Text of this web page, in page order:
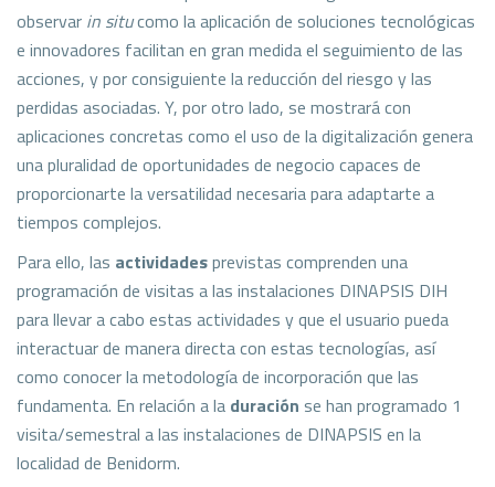
observar in situcomo la aplicación de soluciones tecnológicas
e innovadores facilitan en gran medida el seguimiento de las
acciones, y por consiguiente la reducción del riesgo y las
perdidas asociadas. Y, por otro lado, se mostrará con
aplicaciones concretas como el uso de la digitalización genera
una pluralidad de oportunidades de negocio capaces de
proporcionarte la versatilidad necesaria para adaptarte a
tiempos complejos.
Para ello, las actividadesprevistas comprenden una
programación de visitas a las instalaciones DINAPSIS DIH
para llevar a cabo estas actividades y que el usuario pueda
interactuar de manera directa con estas tecnologías, así
como conocer la metodología de incorporación que las
fundamenta. En relación a la duración se han programado 1
visita/semestral a las instalaciones de DINAPSIS en la
localidad de Benidorm.